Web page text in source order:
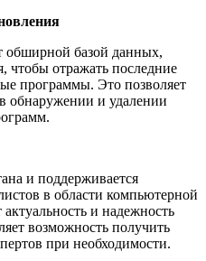
обширной базой данных,
чтобы отражать последние
программы. Это позволяет
обнаружении и удалении
и поддерживается
в области компьютерной
и надежность
возможность получить
при необходимости.